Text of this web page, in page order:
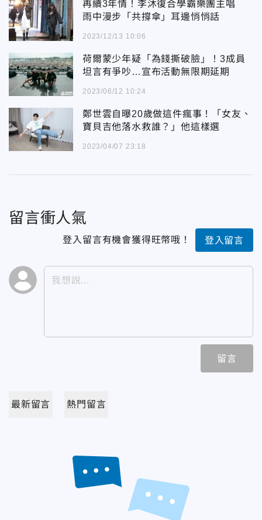
再續3年情！李沐復合學霸樂團主唱
雨中漫步「共撐傘」耳邊悄悄話
2023/12/13 10:06
荷爾蒙少年疑「為錢撕破臉」！3成員
坦言有爭吵…宣布活動無限期延期
2023/06/12 10:24
鄭世雲自曝20歲做這件瘋事！「女友、
寶貝吉他落水救誰？」他這樣選
2023/04/07 23:18
留言衝人氣
登入留言有機會獲得旺幣哦！ 登入留言
留言
最新留言 熱門留言